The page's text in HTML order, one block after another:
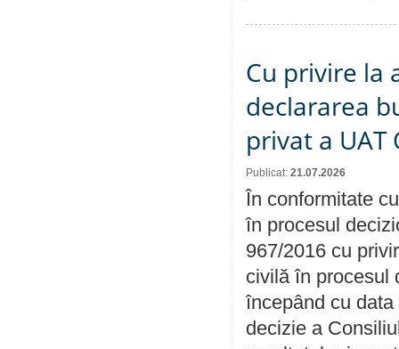
Cu privire la
declararea
privat a UAT
Publicat: 21.07.2026
În conformitate
în procesul
967/2016 cu
civilă în procesul
începând cu
decizie a